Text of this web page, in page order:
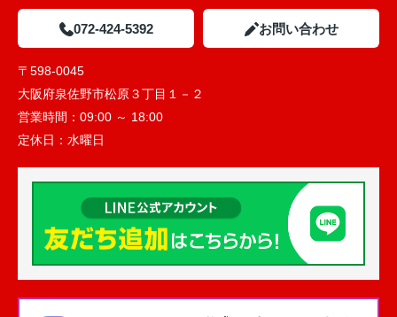
072-424-5392 お問い合わせ
〒598-0045
大阪府泉佐野市松原３丁目１－２
営業時間： 09:00 ～ 18:00
定休日： 水曜日